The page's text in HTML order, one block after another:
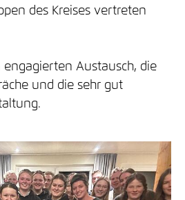
des Kreises vertreten
Austausch, die
und die sehr gut